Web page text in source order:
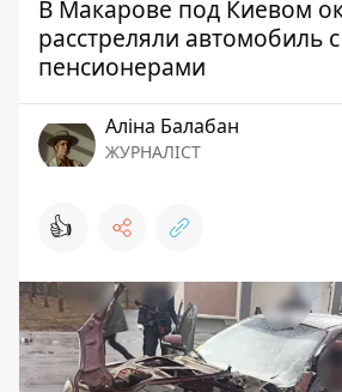
В Макарове под Киевом
расстреляли автомобиль с
пенсионерами
Аліна Балабан
ЖУРНАЛІСТ
👍